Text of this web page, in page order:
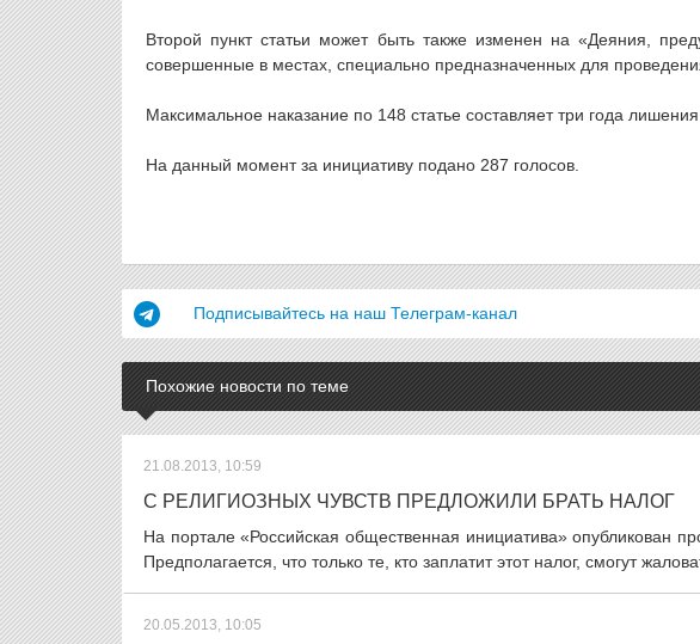
Второй пункт статьи может быть также изменен на «Деяния,
совершенные в местах, специально предназначенных для
Максимальное наказание по 148 статье составляет три года
На данный момент за инициативу подано 287 голосов.
Подписывайтесь на наш Телеграм-канал
Похожие новости по теме
21.08.2013, 10:59
С РЕЛИГИОЗНЫХ ЧУВСТВ ПРЕДЛОЖИЛИ БРАТЬ НАЛОГ
На портале «Российская общественная инициатива» опубликован
Предполагается, что только те, кто заплатит этот налог, смогут
20.05.2013, 10:05